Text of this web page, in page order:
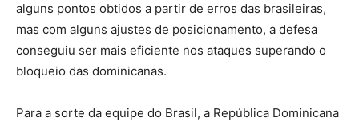
alguns pontos obtidos a partir de erros das brasileiras,
mas com alguns ajustes de posicionamento, a defesa
conseguiu ser mais eficiente nos ataques superando o
bloqueio das dominicanas.
Para a sorte da equipe do Brasil, a República Dominicana